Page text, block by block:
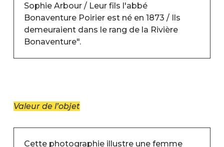
Sophie Arbour / Leur fils l'abbé
Bonaventure Poirier est né en 1873 / Ils
demeuraient dans le rang de la Rivière
Bonaventure".
Valeur de l’objet
Cette photographie illustre une femme